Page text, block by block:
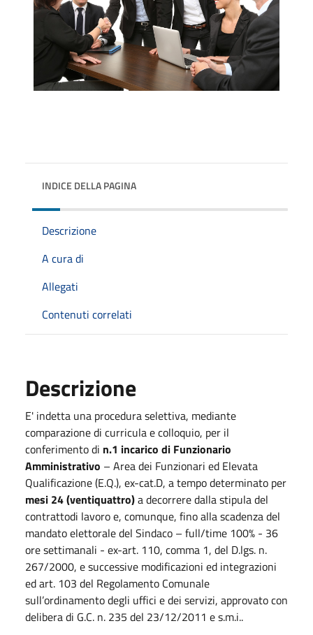
INDICE DELLA PAGINA
Descrizione
A cura di
Allegati
Contenuti correlati
Descrizione
E' indetta una procedura selettiva, mediante
comparazione di curricula e colloquio, per il
conferimento di n.1 incarico di Funzionario
Amministrativo – Area dei Funzionari ed Elevata
Qualificazione (E.Q.), ex-cat.D, a tempo determinato per
mesi 24 (ventiquattro)a decorrere dalla stipula del
contrattodi lavoro e, comunque, fino alla scadenza del
mandato elettorale del Sindaco – full/time 100% - 36
ore settimanali - ex-art. 110, comma 1, del D.lgs. n.
267/2000, e successive modificazioni ed integrazioni
ed art. 103 del Regolamento Comunale
sull’ordinamento degli uffici e dei servizi, approvato con
delibera di G.C. n. 235 del 23/12/2011 e s.m.i..